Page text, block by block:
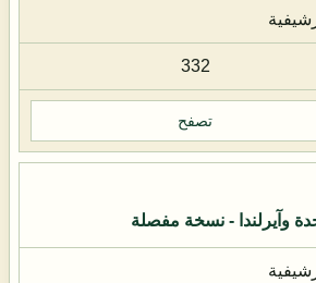
332
تصفح
وآيرلندا - نسخة مفصلة